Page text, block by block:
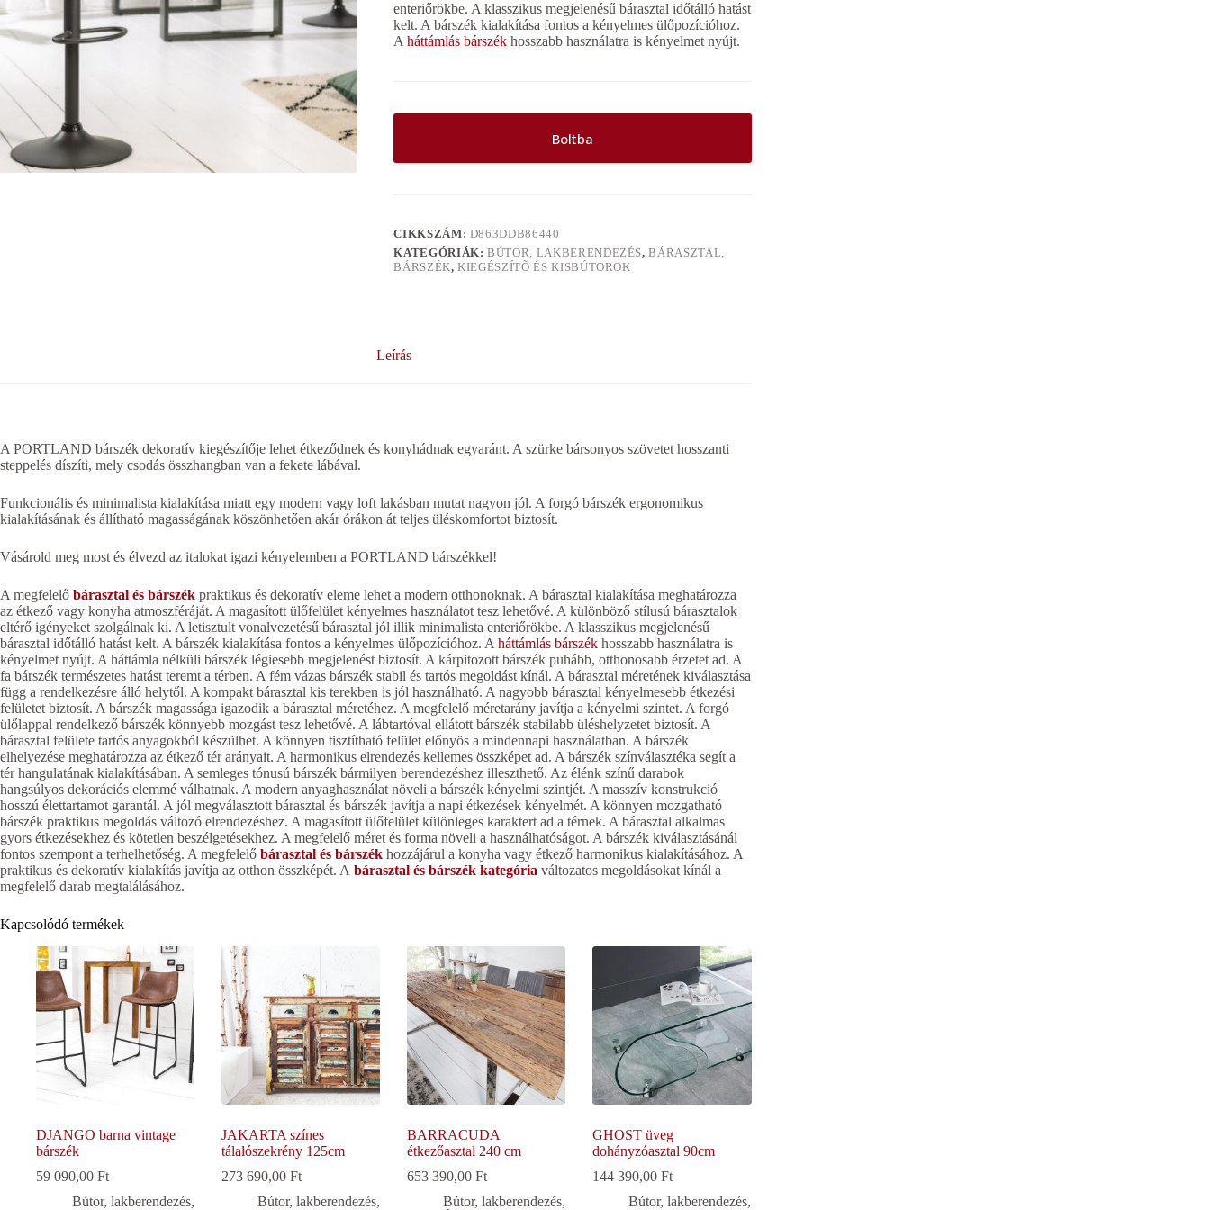
enteriőrökbe. A klasszikus megjelenésű bárasztal időtálló hatást
kelt. A bárszék kialakítása fontos a kényelmes ülőpozícióhoz.
Aháttámlás bárszék hosszabb használatra is kényelmet nyújt.
Boltba
CIKKSZÁM: D863DDB86440
KATEGÓRIÁK:BÚTOR, LAKBERENDEZÉS,BÁRASZTAL,
BÁRSZÉK,KIEGÉSZÍTÕ ÉS KISBÚTOROK
Leírás
A PORTLAND bárszék dekoratív kiegészítője lehet étkeződnek és konyhádnak egyaránt. A szürke bársonyos szövetet hosszanti
steppelés díszíti, mely csodás összhangban van a fekete lábával.
Funkcionális és minimalista kialakítása miatt egy modern vagy loft lakásban mutat nagyon jól. A forgó bárszék ergonomikus
kialakításának és állítható magasságának köszönhetően akár órákon át teljes üléskomfortot biztosít.
Vásárold meg most és élvezd az italokat igazi kényelemben a PORTLAND bárszékkel!
A megfelelő bárasztal és bárszék praktikus és dekoratív eleme lehet a modern otthonoknak. A bárasztal kialakítása meghatározza
az étkező vagy konyha atmoszféráját. A magasított ülőfelület kényelmes használatot tesz lehetővé. A különböző stílusú bárasztalok
eltérő igényeket szolgálnak ki. A letisztult vonalvezetésű bárasztal jól illik minimalista enteriőrökbe. A klasszikus megjelenésű
bárasztal időtálló hatást kelt. A bárszék kialakítása fontos a kényelmes ülőpozícióhoz. A háttámlás bárszék hosszabb használatra is
kényelmet nyújt. A háttámla nélküli bárszék légiesebb megjelenést biztosít. A kárpitozott bárszék puhább, otthonosabb érzetet ad. A
fa bárszék természetes hatást teremt a térben. A fém vázas bárszék stabil és tartós megoldást kínál. A bárasztal méretének kiválasztása
függ a rendelkezésre álló helytől. A kompakt bárasztal kis terekben is jól használható. A nagyobb bárasztal kényelmesebb étkezési
felületet biztosít. A bárszék magassága igazodik a bárasztal méretéhez. A megfelelő méretarány javítja a kényelmi szintet. A forgó
ülőlappal rendelkező bárszék könnyebb mozgást tesz lehetővé. A lábtartóval ellátott bárszék stabilabb üléshelyzetet biztosít. A
bárasztal felülete tartós anyagokból készülhet. A könnyen tisztítható felület előnyös a mindennapi használatban. A bárszék
elhelyezése meghatározza az étkező tér arányait. A harmonikus elrendezés kellemes összképet ad. A bárszék színválasztéka segít a
tér hangulatának kialakításában. A semleges tónusú bárszék bármilyen berendezéshez illeszthető. Az élénk színű darabok
hangsúlyos dekorációs elemmé válhatnak. A modern anyaghasználat növeli a bárszék kényelmi szintjét. A masszív konstrukció
hosszú élettartamot garantál. A jól megválasztott bárasztal és bárszék javítja a napi étkezések kényelmét. A könnyen mozgatható
bárszék praktikus megoldás változó elrendezéshez. A magasított ülőfelület különleges karaktert ad a térnek. A bárasztal alkalmas
gyors étkezésekhez és kötetlen beszélgetésekhez. A megfelelő méret és forma növeli a használhatóságot. A bárszék kiválasztásánál
fontos szempont a terhelhetőség. A megfelelő bárasztal és bárszék hozzájárul a konyha vagy étkező harmonikus kialakításához. A
praktikus és dekoratív kialakítás javítja az otthon összképét. A bárasztal és bárszék kategória változatos megoldásokat kínál a
megfelelő darab megtalálásához.
Kapcsolódó termékek
DJANGO barna vintage
bárszék
59 090,00 Ft
Bútor, lakberendezés,
JAKARTA színes
tálalószekrény 125cm
273 690,00Ft
Bútor, lakberendezés,
BARRACUDA
étkezőasztal 240 cm
653 390,00Ft
Bútor, lakberendezés,
GHOST üveg
dohányzóasztal 90cm
144 390,00Ft
Bútor, lakberendezés,